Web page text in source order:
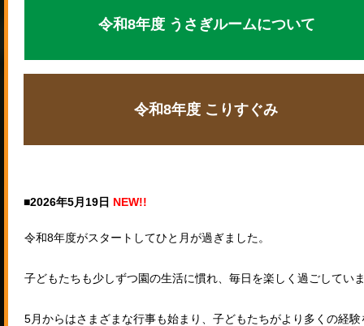
令和8年度 うさぎルームについて
令和8年度 こりすぐみ
■2026年5月19日 NEW!!
令和8年度がスタートしてひと月が過ぎました。
子どもたちも少しずつ園の生活に慣れ、毎日を楽しく過ごしてい
5月からはさまざまな行事も始まり、子どもたちがより多くの経